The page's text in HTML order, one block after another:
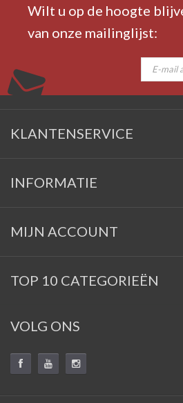
Wilt u op de hoogte
van onze mailinglijst:
KLANTENSERVICE
INFORMATIE
MIJN ACCOUNT
TOP 10 CATEGORIEËN
VOLG ONS